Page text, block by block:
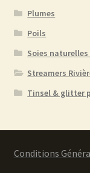
Plumes
Poils
Soies
Streamers
Tinsel & glitter
Conditions